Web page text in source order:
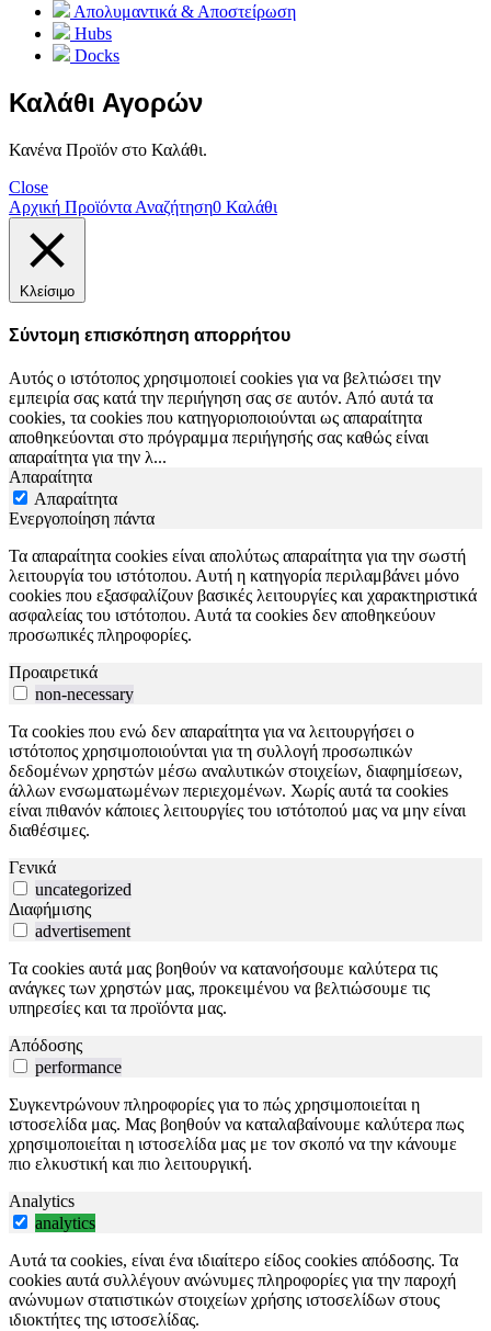
Απολυμαντικά & Αποστείρωση
Hubs
Docks
Καλάθι Αγορών
Κανένα Προϊόν στο Καλάθι.
Close
Αρχική Προϊόντα Αναζήτηση0 Καλάθι
Κλείσιμο
Σύντομη επισκόπηση απορρήτου
Αυτός ο ιστότοπος χρησιμοποιεί cookies για να βελτιώσει την
εμπειρία σας κατά την περιήγηση σας σε αυτόν. Από αυτά τα
cookies, τα cookies που κατηγοριοποιούνται ως απαραίτητα
αποθηκεύονται στο πρόγραμμα περιήγησής σας καθώς είναι
απαραίτητα για την λ...
Απαραίτητα
Απαραίτητα
Ενεργοποίηση πάντα
Τα απαραίτητα cookies είναι απολύτως απαραίτητα για την σωστή
λειτουργία του ιστότοπου. Αυτή η κατηγορία περιλαμβάνει μόνο
cookies που εξασφαλίζουν βασικές λειτουργίες και χαρακτηριστικά
ασφαλείας του ιστότοπου. Αυτά τα cookies δεν αποθηκεύουν
προσωπικές πληροφορίες.
Προαιρετικά
non-necessary
Τα cookies που ενώ δεν απαραίτητα για να λειτουργήσει ο
ιστότοπος χρησιμοποιούνται για τη συλλογή προσωπικών
δεδομένων χρηστών μέσω αναλυτικών στοιχείων, διαφημίσεων,
άλλων ενσωματωμένων περιεχομένων. Χωρίς αυτά τα cookies
είναι πιθανόν κάποιες λειτουργίες του ιστότοπού μας να μην είναι
διαθέσιμες.
Γενικά
uncategorized
Διαφήμισης
advertisement
Τα cookies αυτά μας βοηθούν να κατανοήσουμε καλύτερα τις
ανάγκες των χρηστών μας, προκειμένου να βελτιώσουμε τις
υπηρεσίες και τα προϊόντα μας.
Απόδοσης
performance
Συγκεντρώνουν πληροφορίες για το πώς χρησιμοποιείται η
ιστοσελίδα μας. Μας βοηθούν να καταλαβαίνουμε καλύτερα πως
χρησιμοποιείται η ιστοσελίδα μας με τον σκοπό να την κάνουμε
πιο ελκυστική και πιο λειτουργική.
Analytics
analytics
Αυτά τα cookies, είναι ένα ιδιαίτερο είδος cookies απόδοσης. Τα
cookies αυτά συλλέγουν ανώνυμες πληροφορίες για την παροχή
ανώνυμων στατιστικών στοιχείων χρήσης ιστοσελίδων στους
ιδιοκτήτες της ιστοσελίδας.